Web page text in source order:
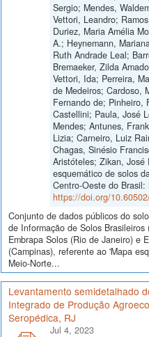
Sergio; Mendes,
Vettori, Leandro;
Duriez, Maria Amélia
A.; Heynemann,
Ruth Andrade Leal;
Bremaeker, Zilda
Vettori, Ida; Perreira,
de Medeiros; Cardoso,
Fernando de; Pinheiro,
Castellini; Paula, José
Mendes; Antunes,
Lizia; Carneiro, Luiz
Chagas, Sinésio
Aristóteles; Zikan, José
esquemático de solos
Centro-Oeste do Brasil:
https://doi.org/
Conjunto de dados públicos do
de Informação de Solos
Embrapa Solos (Rio de Janeiro) e
(Campinas), referente ao 'Mapa
Meio-Norte...
Levantamento semidetalhado
Integrado de Produção
Seropédica, RJ
Jul 4, 2023